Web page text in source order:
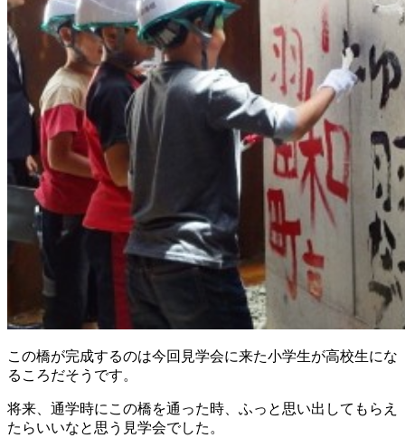
この橋が完成するのは今回見学会に来た小学生が高校生にな
るころだそうです。
将来、通学時にこの橋を通った時、ふっと思い出してもらえ
たらいいなと思う見学会でした。